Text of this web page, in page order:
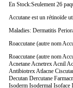
En Stock:Seulement 26
Accutane est un rétinoïde
Maladies: Dermatitis
Roaccutane (autre nom
Roaccutane (autre nom
Acnetane Acnetrex Acnil
Antibiotrex Atlacne
Decutan Dercutane
Isoderm Isodermal